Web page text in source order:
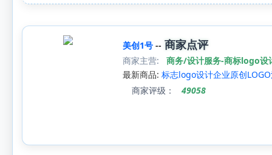
美创1号 -- 商家点评
商家主营:
商务/设计服务-商标logo设
最新商品: 标志logo设计企业原创
商家评级：
49058